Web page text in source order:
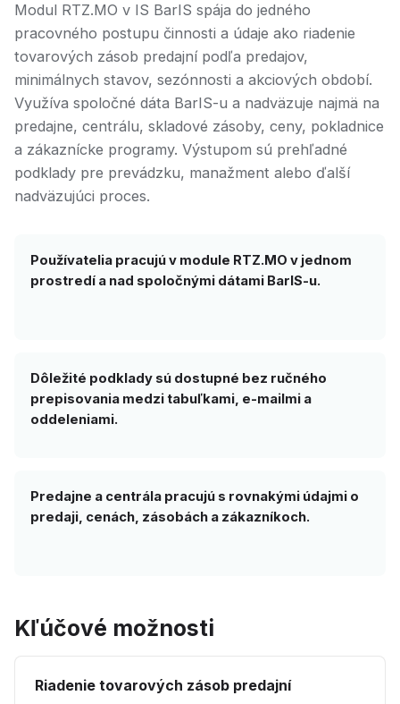
Modul RTZ.MO v IS BarIS spája do jedného
pracovného postupu činnosti a údaje ako riadenie
tovarových zásob predajní podľa predajov,
minimálnych stavov, sezónnosti a akciových období.
Využíva spoločné dáta BarIS-u a nadväzuje najmä na
predajne, centrálu, skladové zásoby, ceny, pokladnice
a zákaznícke programy. Výstupom sú prehľadné
podklady pre prevádzku, manažment alebo ďalší
nadväzujúci proces.
Používatelia pracujú v module RTZ.MO v jednom
prostredí a nad spoločnými dátami BarIS-u.
Dôležité podklady sú dostupné bez ručného
prepisovania medzi tabuľkami, e-mailmi a
oddeleniami.
Predajne a centrála pracujú s rovnakými údajmi o
predaji, cenách, zásobách a zákazníkoch.
Kľúčové možnosti
Riadenie tovarových zásob predajní